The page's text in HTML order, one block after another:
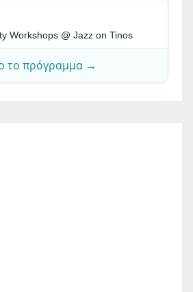
Workshops @ Jazz on Tinos
το πρόγραμμα →